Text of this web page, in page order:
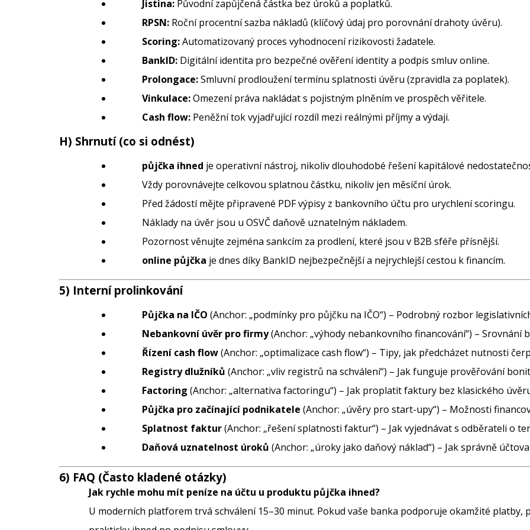
Jistina: Původní zapůjčená částka bez úroků a poplatků.
RPSN: Roční procentní sazba nákladů (klíčový údaj pro porovnání drahoty úvěru).
Scoring:Automatizovaný proces vyhodnocení rizikovosti žadatele.
BankID: Digitální identita pro bezpečné ověření identity a podpis smluv online.
Prolongace:Smluvní prodloužení termínu splatnosti úvěru (zpravidla za poplatek).
Vinkulace:Omezení práva nakládat s pojistným plněním ve prospěch věřitele.
Cash flow: Peněžní tok vyjadřující rozdíl mezi reálnými příjmy a výdaji.
H) Shrnutí (co si odnést)
půjčka ihned je operativní nástroj, nikoliv dlouhodobé řešení kapitálové
Vždy porovnávejte celkovou splatnou částku, nikoliv jen měsíční úrok.
Před žádostí mějte připravené PDF výpisy z bankovního účtu pro urychlení scoringu.
Náklady na úvěr jsou u OSVČ daňově uznatelným nákladem.
Pozornost věnujte zejména sankcím za prodlení, které jsou v B2B sféře přísnější.
online půjčka je dnes díky BankID nejbezpečnější a nejrychlejší cestou k financím.
5) Interní prolinkování
Půjčka na IČO (Anchor: „podmínky pro půjčku na IČO“) – Podrobný rozbor
Nebankovní úvěr pro firmy(Anchor: „výhody nebankovního financování“) –
Řízení cash flow(Anchor: „optimalizace cash flow“) – Tipy, jak předcházet nutnosti
Registry dlužníků (Anchor: „vliv registrů na schválení“) – Jak funguje prověřování
Factoring (Anchor: „alternativa factoringu“) – Jak proplatit faktury bez klasického
Půjčka pro začínající podnikatele (Anchor: „úvěry pro start-upy“) – Možnosti
Splatnost faktur(Anchor: „řešení splatnosti faktur“) – Jak vyjednávat s odběrateli o
Daňová uznatelnost úroků (Anchor: „úroky jako daňový náklad“) – Jak správně
6) FAQ (Často kladené otázky)
Jak rychle mohu mít peníze na účtu u produktu půjčka ihned?
U moderních platforem trvá schválení 15–30 minut. Pokud vaše banka podporuje okamžité platby,